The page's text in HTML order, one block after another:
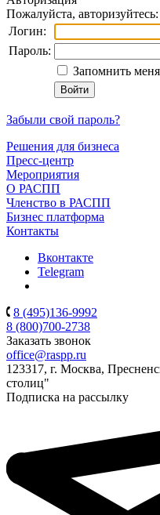
Пожалуйста, авторизуйтесь:
Логин:
Пароль:
Запомнить
Забыли свой пароль?
Решения для бизнеса
Пресс-центр
Мероприятия
О РАСПП
Членство в РАСПП
Бизнес платформа
Контакты
Вконтакте
Telegram
8 (495)136-9992
8 (800)700-2738
Заказать звонок
office@raspp.ru
123317, г. Москва,
столиц"
Подписка на рассылку